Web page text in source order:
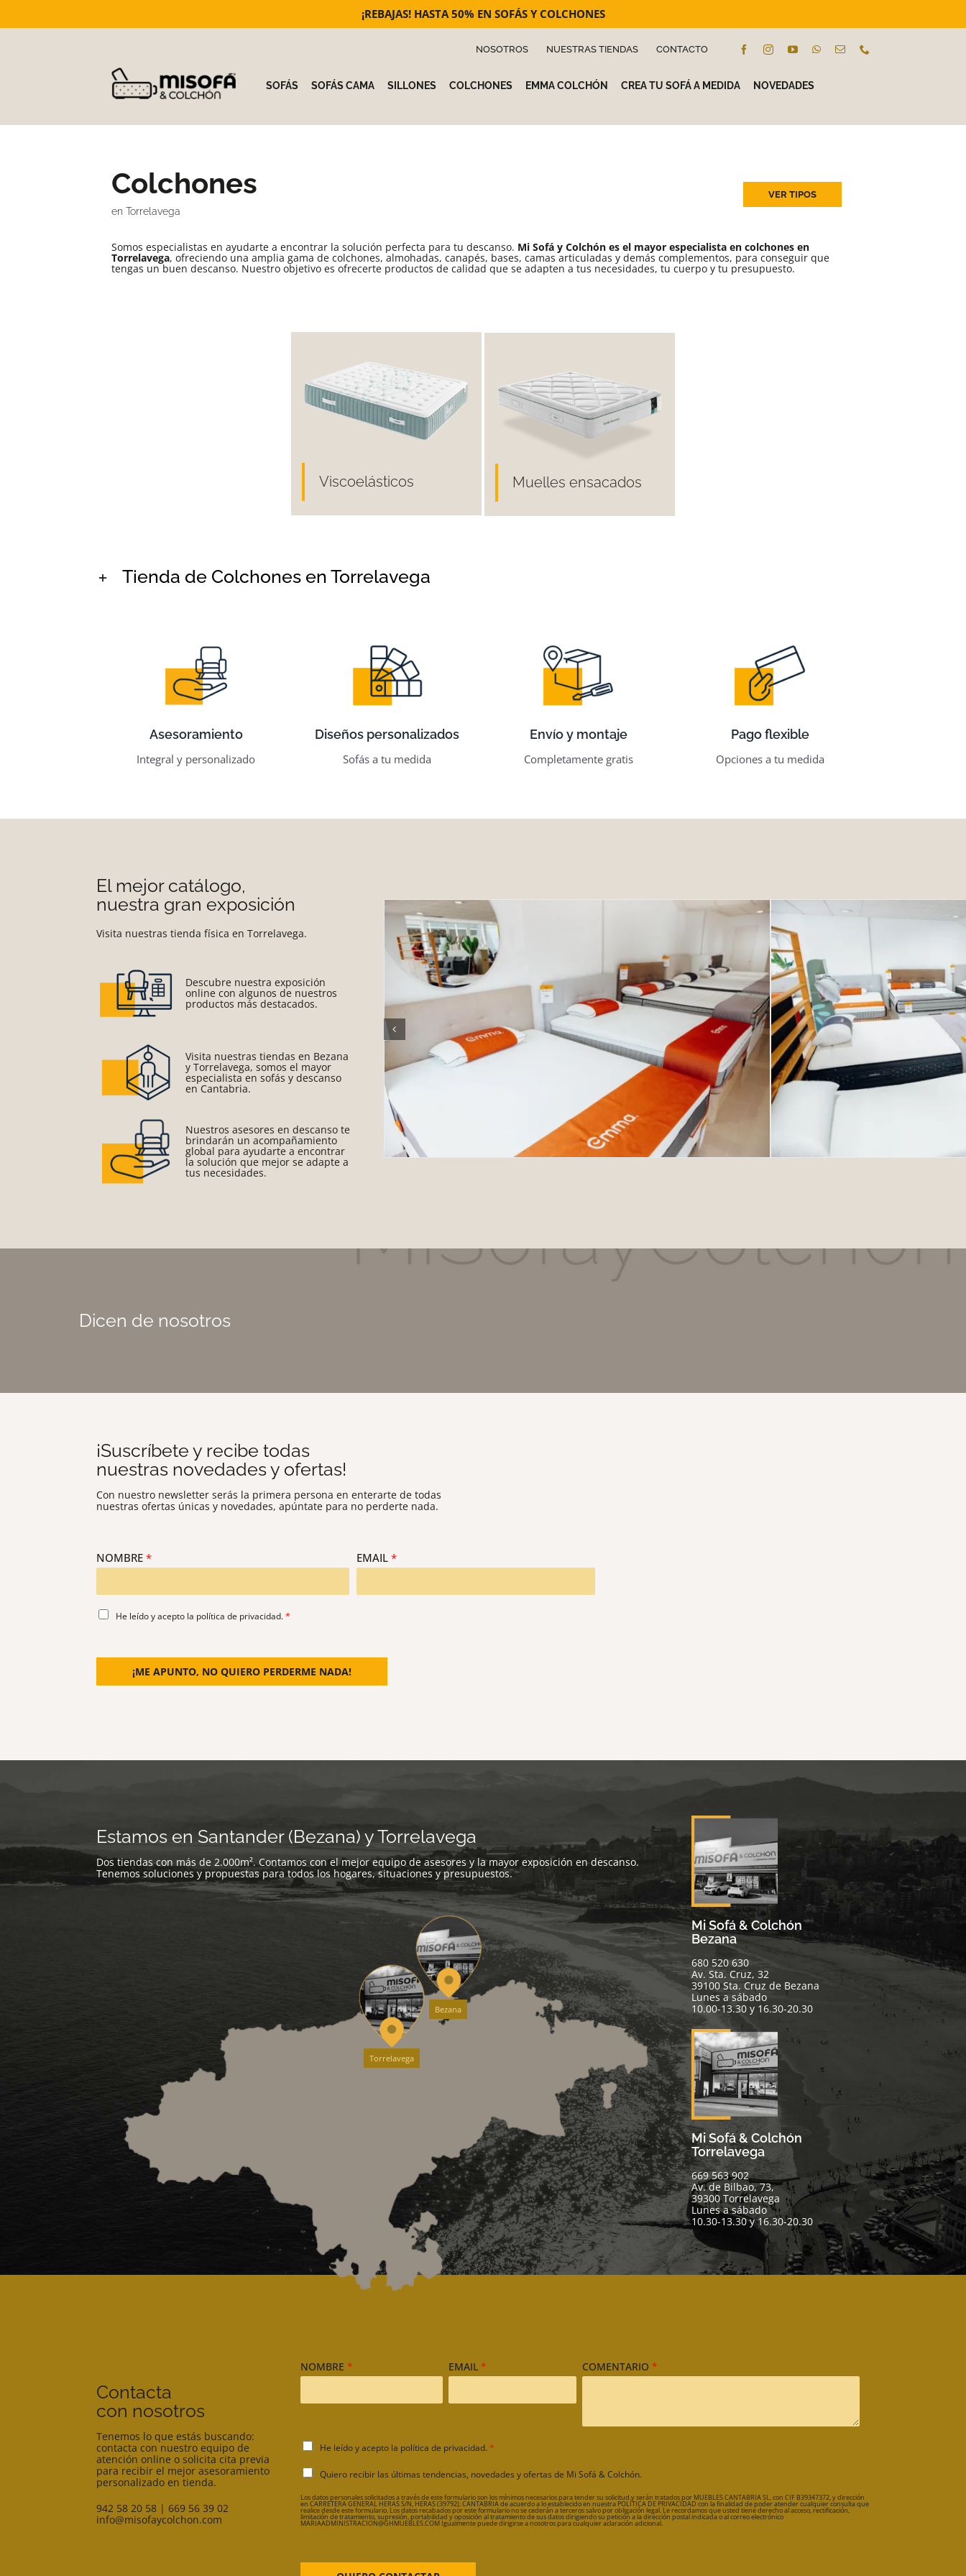
contenido
¡REBAJAS! HASTA 50% EN SOFÁS Y COLCHONES
NOSOTROS NUESTRAS TIENDAS CONTACTO
SOFÁS SOFÁS CAMA SILLONES COLCHONES EMMA COLCHÓN CREA TU SOFÁ A MEDIDA NOVEDADES
Colchones
en Torrelavega
VER TIPOS
Somos especialistas en ayudarte a encontrar la solución perfecta para tu descanso. Mi Sofá y Colchón es el mayor especialista en colchones en
Torrelavega, ofreciendo una amplia gama de colchones, almohadas, canapés, bases, camas articuladas y demás complementos, para conseguir que
tengas un buen descanso. Nuestro objetivo es ofrecerte productos de calidad que se adapten a tus necesidades, tu cuerpo y tu presupuesto.
Viscoelásticos Muelles ensacados
Tienda de Colchones en Torrelavega
Asesoramiento
Integral y personalizado
Diseños personalizados
Sofás a tu medida
Envío y montaje
Completamente gratis
Pago flexible
Opciones a tu medida
El mejor catálogo,
nuestra gran exposición
Visita nuestras tienda física en Torrelavega.
Descubre nuestra exposición
online con algunos de nuestros
productos más destacados.
Visita nuestras tiendas en Bezana
y Torrelavega, somos el mayor
especialista en sofás y descanso
en Cantabria.
Nuestros asesores en descanso te
brindarán un acompañamiento
global para ayudarte a encontrar
la solución que mejor se adapte a
tus necesidades.
Dicen de nosotros
¡Suscríbete y recibe todas
nuestras novedades y ofertas!
Con nuestro newsletter serás la primera persona en enterarte de todas
nuestras ofertas únicas y novedades, apúntate para no perderte nada.
NOMBRE * EMAIL*
A
E
D
He leído y acepto la política de privacidad.*
¡ME APUNTO, NO QUIERO PERDERME NADA!
Estamos en Santander (Bezana) y Torrelavega
Dos tiendas con más de 2.000m². Contamos con el mejor equipo de asesores y la mayor exposición en descanso.
Tenemos soluciones y propuestas para todos los hogares, situaciones y presupuestos.
Torrelavega
Bezana
Mi Sofá & Colchón
Bezana
680 520 630
Av. Sta. Cruz, 32
39100 Sta. Cruz de Bezana
Lunes a sábado
10.00-13.30 y 16.30-20.30
Mi Sofá & Colchón
Torrelavega
669 563 902
Av. de Bilbao, 73,
39300 Torrelavega
Lunes a sábado
10.30-13.30 y 16.30-20.30
Contacta
con nosotros
Tenemos lo que estás buscando:
contacta con nuestro equipo de
atención online o solicita cita previa
para recibir el mejor asesoramiento
personalizado en tienda.
942 58 20 58| 669 56 39 02
info@misofaycolchon.com
NOMBRE* EMAIL* COMENTARIO*
A
U
R
D
O
P
He leído y acepto la política de privacidad.*
C
S
I
L
S
Quiero recibir las últimas tendencias, novedades y ofertas de Mi Sofá & Colchón.
Los datos personales solicitados a través de este formulario son los mínimos necesarios para tender su solicitud y serán tratados por MUEBLES CANTABRIA SL, con CIF B39347372, y dirección
en CARRETERA GENERAL HERAS S/N, HERAS (39792), CANTABRIA de acuerdo a lo establecido en nuestra POLÍTICA DE PRIVACIDAD con la finalidad de poder atender cualquier consulta que
realice desde este formulario. Los datos recabados por este formulario no se cederán a terceros salvo por obligación legal. Le recordamos que usted tiene derecho al acceso, rectificación,
limitación de tratamiento, supresión, portabilidad y oposición al tratamiento de sus datos dirigiendo su petición a la dirección postal indicada o al correo electrónico
MARIAADMINISTRACION@GHMUEBLES.COM Igualmente puede dirigirse a nosotros para cualquier aclaración adicional.